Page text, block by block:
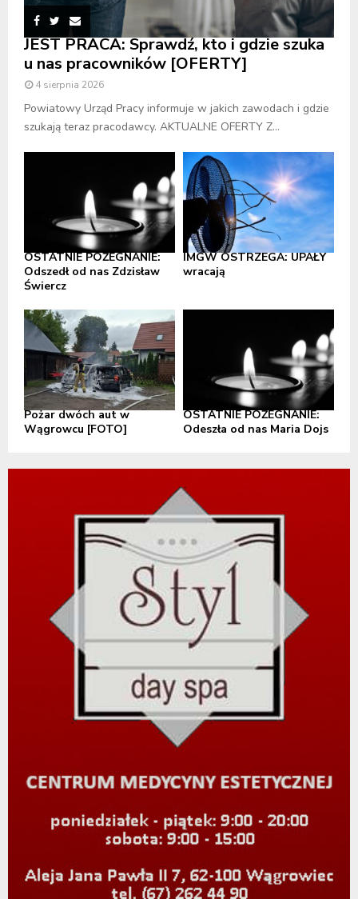
JEST PRACA: Sprawdź, kto i gdzie szuka
u nas pracowników [OFERTY]
4 sierpnia 2026
Powiatowy Urząd Pracy informuje w jakich zawodach i gdzie
szukają teraz pracodawcy. AKTUALNE OFERTY Z...
OSTATNIE POŻEGNANIE:
Odszedł od nas Zdzisław
Świercz
IMGW OSTRZEGA: UPAŁY
wracają
Pożar dwóch aut w
Wągrowcu [FOTO]
OSTATNIE POŻEGNANIE:
Odeszła od nas Maria Dojs